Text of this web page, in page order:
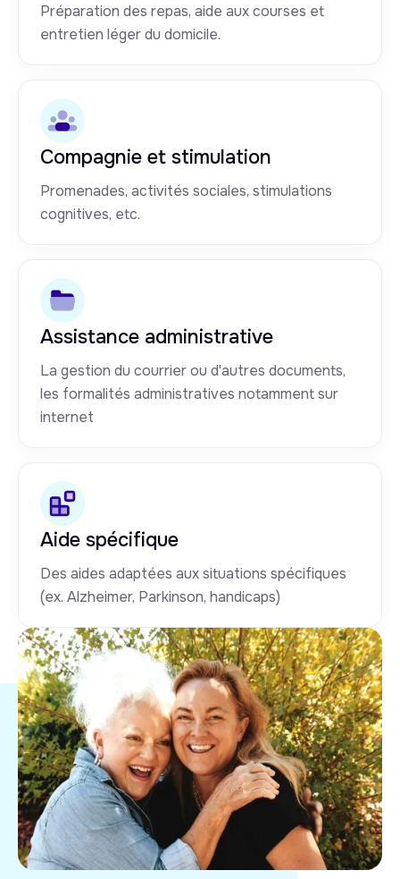
Préparation des repas, aide aux courses et
entretien léger du domicile.
Compagnie et stimulation
Promenades, activités sociales, stimulations
cognitives, etc.
Assistance administrative
La gestion du courrier ou d'autres documents,
les formalités administratives notamment sur
internet
Aide spécifique
Des aides adaptées aux situations spécifiques
(ex. Alzheimer, Parkinson, handicaps)